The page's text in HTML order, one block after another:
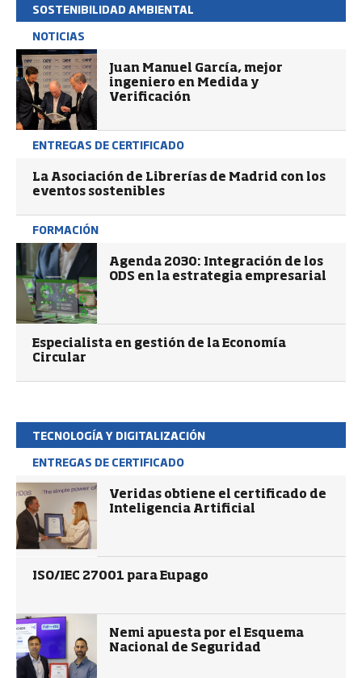
SOSTENIBILIDAD AMBIENTAL
NOTICIAS
Juan Manuel García, mejor
ingeniero en Medida y
Verificación
ENTREGAS DE CERTIFICADO
La Asociación de Librerías de Madrid con los
eventos sostenibles
FORMACIÓN
Agenda 2030: Integración de los
ODS en la estrategia empresarial
Especialista en gestión de la Economía
Circular
TECNOLOGÍA Y DIGITALIZACIÓN
ENTREGAS DE CERTIFICADO
Veridas obtiene el certificado de
Inteligencia Artificial
ISO/IEC 27001 para Eupago
Nemi apuesta por el Esquema
Nacional de Seguridad